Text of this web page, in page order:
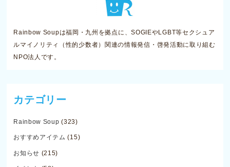
Rainbow Soupは福岡・九州を拠点に、SOGIEやLGBT等セクシュア
ルマイノリティ（性的少数者）関連の情報発信・啓発活動に取り組む
NPO法人です。
カテゴリー
Rainbow Soup (323)
おすすめアイテム (15)
お知らせ (215)